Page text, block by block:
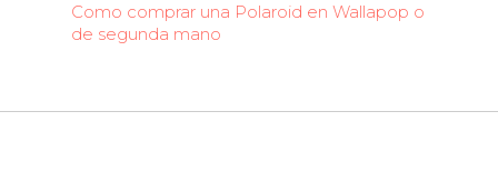
Como comprar una Polaroid en Wallapop o
de segunda mano